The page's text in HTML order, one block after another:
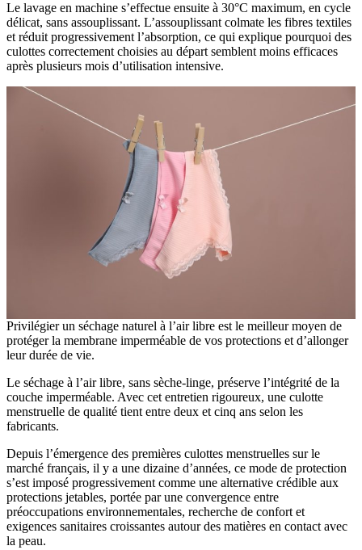
Le lavage en machine s’effectue ensuite à 30°C maximum, en cycle
délicat, sans assouplissant. L’assouplissant colmate les fibres textiles
et réduit progressivement l’absorption, ce qui explique pourquoi des
culottes correctement choisies au départ semblent moins efficaces
après plusieurs mois d’utilisation intensive.
Privilégier un séchage naturel à l’air libre est le meilleur moyen de
protéger la membrane imperméable de vos protections et d’allonger
leur durée de vie.
Le séchage à l’air libre, sans sèche-linge, préserve l’intégrité de la
couche imperméable. Avec cet entretien rigoureux, une culotte
menstruelle de qualité tient entre deux et cinq ans selon les
fabricants.
Depuis l’émergence des premières culottes menstruelles sur le
marché français, il y a une dizaine d’années, ce mode de protection
s’est imposé progressivement comme une alternative crédible aux
protections jetables, portée par une convergence entre
préoccupations environnementales, recherche de confort et
exigences sanitaires croissantes autour des matières en contact avec
la peau.